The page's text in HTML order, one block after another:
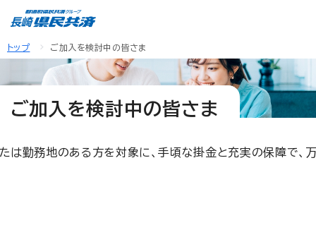
トップ ご加入を検討中の皆さま
ご加入を検討中の皆さま
は勤務地のある方を対象に、手頃な掛金と充実の保障で、